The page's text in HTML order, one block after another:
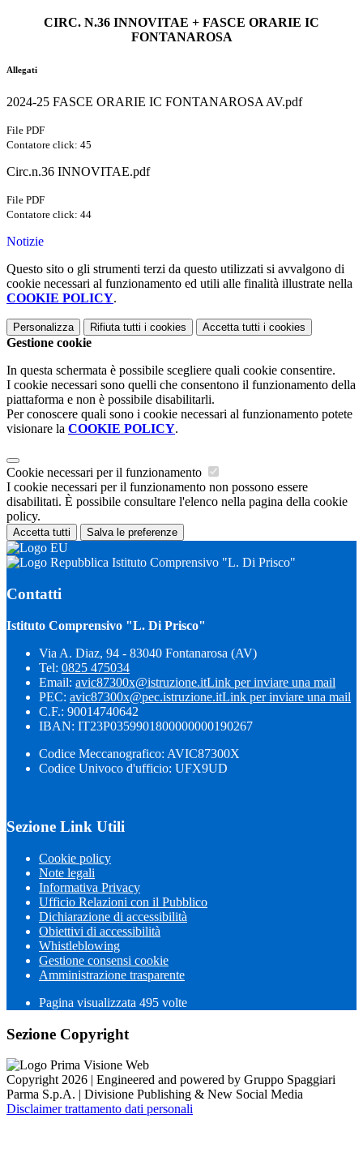
CIRC. N.36 INNOVITAE + FASCE ORARIE IC
FONTANAROSA
Allegati
2024-25 FASCE ORARIE IC FONTANAROSA AV.pdf
File PDF
Contatore click: 45
Circ.n.36 INNOVITAE.pdf
File PDF
Contatore click: 44
Notizie
Questo sito o gli strumenti terzi da questo utilizzati si avvalgono di
cookie necessari al funzionamento ed utili alle finalità illustrate nella
COOKIE POLICY.
Personalizza Rifiuta tutti i cookies Accetta tutti i cookies
Gestione cookie
In questa schermata è possibile scegliere quali cookie consentire.
I cookie necessari sono quelli che consentono il funzionamento della
piattaforma e non è possibile disabilitarli.
Per conoscere quali sono i cookie necessari al funzionamento potete
visionare la COOKIE POLICY.
Cookie necessari per il funzionamento
I cookie necessari per il funzionamento non possono essere
disabilitati. È possibile consultare l'elenco nella pagina della cookie
policy.
Accetta tutti Salva le preferenze
Istituto Comprensivo "L. Di Prisco"
Contatti
Istituto Comprensivo "L. Di Prisco"
Via A. Diaz, 94 - 83040 Fontanarosa (AV)
Tel: 0825 475034
Email: avic87300x@istruzione.itLink per inviare una mail
PEC: avic87300x@pec.istruzione.itLink per inviare una mail
C.F.: 90014740642
IBAN: IT23P0359901800000000190267
Codice Meccanografico: AVIC87300X
Codice Univoco d'ufficio: UFX9UD
Sezione Link Utili
Cookie policy
Note legali
Informativa Privacy
Ufficio Relazioni con il Pubblico
Dichiarazione di accessibilità
Obiettivi di accessibilità
Whistleblowing
Gestione consensi cookie
Amministrazione trasparente
Pagina visualizzata 495 volte
Sezione Copyright
Copyright 2026 | Engineered and powered by Gruppo Spaggiari
Parma S.p.A. | Divisione Publishing & New Social Media
Disclaimer trattamento dati personali